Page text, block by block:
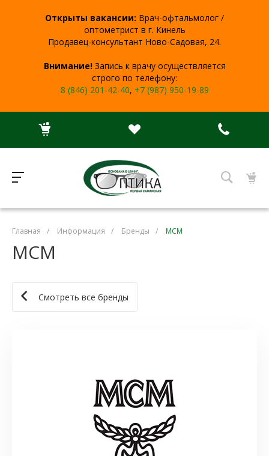
Открыты вакансии: Врач-офтальмолог /
оптометрист в г. Кинель
Продавец-консультант Ново-Садовая, 24.
Внимание!Запись к врачу осуществляется
строго по телефону:
8 (846) 201-42-40, +7 (987) 950-19-89
Главная / Информация / Бренды / MCM
MCM
Смотреть все бренды